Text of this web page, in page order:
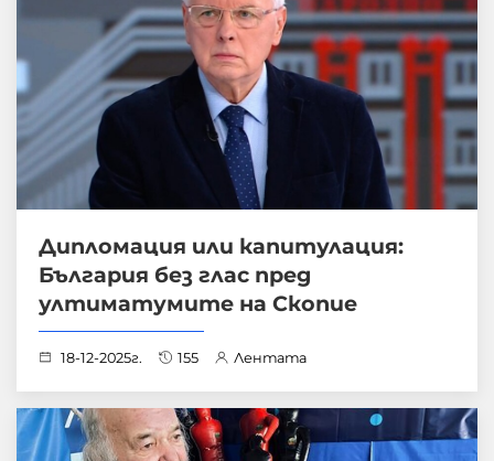
Дипломация или капитулация:
България без глас пред
ултиматумите на Скопие
18-12-2025г. 155 Лентата